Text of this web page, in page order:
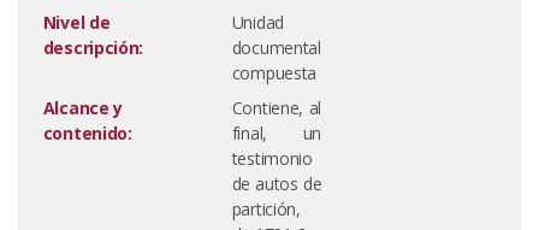
Nivel de
descripción:
Unidad
documental
compuesta
Alcance y
contenido:
Contiene, al
final, un
testimonio
de autos de
partición,